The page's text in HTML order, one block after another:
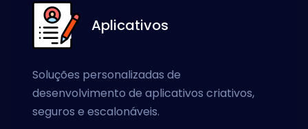
Aplicativos
Soluções personalizadas de
desenvolvimento de aplicativos criativos,
seguros e escalonáveis.